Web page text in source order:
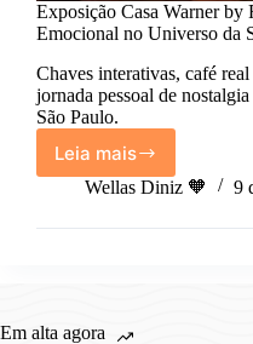
Exposição Casa Warner by
Emocional no Universo da
Chaves interativas, café
jornada pessoal de
São Paulo.
Leia maisExposição
Casa
by
Wellas Diniz 🧡 9
Em alta agora